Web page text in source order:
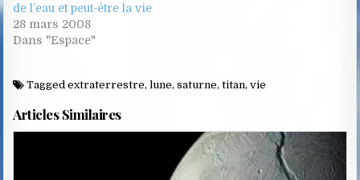
de l’eau et peut-être la vie
28 mars 2008
Dans "Espace"
Taggedextraterrestre,lune,saturne,titan,vie
Articles Similaires
Posted